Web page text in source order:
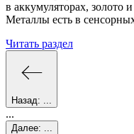
в аккумуляторах, золото
Металлы есть в
Читать раздел
Назад:
...
Далее: